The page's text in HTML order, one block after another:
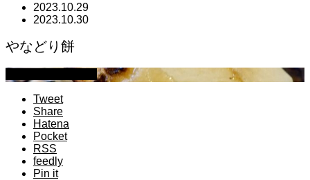
2023.10.29
2023.10.30
やなどり餅
Tweet
Share
Hatena
Pocket
RSS
feedly
Pin it